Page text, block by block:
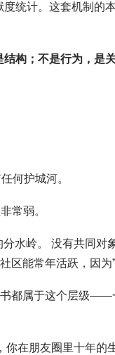
统计。这套机制的
结构；不是行为，是
何护城河。
常弱。
水岭。 没有共同对
区能常年活跃，因
都属于这个层级——
你在朋友圈里十年